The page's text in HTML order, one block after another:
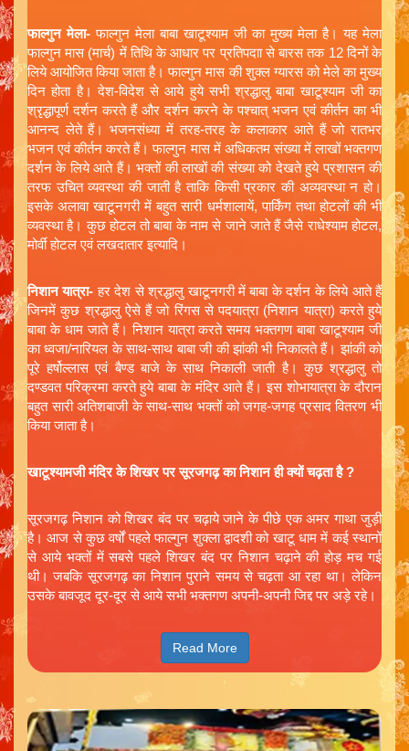
फाल्गुन मेला- फाल्गुन मेला बाबा खाटूश्याम जी का मुख्य मेला है। यह मेला
फाल्गुन मास (मार्च) में तिथि के आधार पर प्रतिपदाा से बारस तक 12 दिनों के
लिये आयोजित किया जाता है। फाल्गुन मास की शुक्ल ग्यारस को मेले का मुख्य
दिन होता है। देश-विदेश से आये हुये सभी श्रद्धालु बाबा खाटूश्याम जी का
श्रृद्धापूर्ण दर्शन करते हैं और दर्शन करने के पश्चात् भजन एवं कीर्तन का भी
आनन्द लेते हैं। भजनसंध्या में तरह-तरह के कलाकार आते हैं जो रातभर
भजन एवं कीर्तन करते हैं। फाल्गुन मास में अधिकतम संख्या में लाखों भक्तगण
दर्शन के लिये आते हैं। भक्तों की लाखों की संख्या को देखते हुये प्रशासन की
तरफ उचित व्यवस्था की जाती है ताकि किसी प्रकार की अव्यवस्था न हो।
इसके अलावा खाटूनगरी में बहुत सारी धर्मशालायें, पार्किंग तथा होटलों की भी
व्यवस्था है। कुछ होटल तो बाबा के नाम से जाने जाते हैं जैसे राधेश्याम होटल,
मोर्वी होटल एवं लखदातार इत्यादि।
निशान यात्रा- हर देश से श्रद्धालु खाटूनगरी में बाबा के दर्शन के लिये आते हैं
जिनमें कुछ श्रद्धालु ऐसे हैं जो रिंगस से पदयात्रा (निशान यात्रा) करते हुये
बाबा के धाम जाते हैं। निशान यात्रा करते समय भक्तगण बाबा खाटूश्याम जी
का ध्वजा/नारियल के साथ-साथ बाबा जी की झांकी भी निकालते हैं। झांकी को
पूरे हर्षोल्लास एवं बैण्ड बाजे के साथ निकाली जाती है। कुछ श्रद्धालु तो
दण्डवत परिक्रमा करते हुये बाबा के मंदिर आते हैं। इस शोभायात्रा के दौरान
बहुत सारी अतिशबाजी के साथ-साथ भक्तों को जगह-जगह प्रसाद वितरण भी
किया जाता है।
खाटूश्यामजी मंदिर के शिखर पर सूरजगढ़ का निशान ही क्यों चढ़ता है ?
सूरजगढ़ निशान को शिखर बंद पर चढ़ाये जाने के पीछे एक अमर गाथा जुड़ी
है। आज से कुछ वर्षों पहले फाल्गुन शुक्ला द्वादशी को खाटू धाम में कई स्थानों
से आये भक्तों में सबसे पहले शिखर बंद पर निशान चढ़ाने की होड़ मच गई
थी। जबकि सूरजगढ़ का निशान पुराने समय से चढ़ता आ रहा था। लेकिन
उसके बावजूद दूर-दूर से आये सभी भक्तगण अपनी-अपनी जिद्द पर अड़े रहे।
Read More